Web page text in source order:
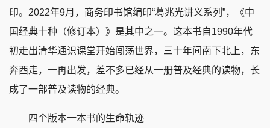
印。2022年9月，商务印书馆编印“葛兆光讲义系列”，《中
国经典十种（修订本）》是其中之一。这本书自1990年代
初走出清华通识课堂开始闯荡世界，三十年间南下北上，东
奔西走，一再出发，差不多已经从一册普及经典的读物，长
成了一部普及读物的经典。
四个版本一本书的生命轨迹